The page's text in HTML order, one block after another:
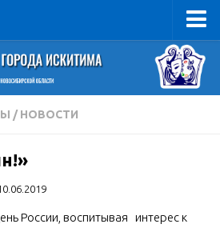
/ НОВОСТИ
России, воспитывая интерес к